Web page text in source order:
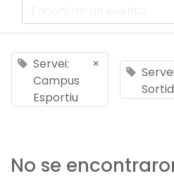
Servei:
Campus
Esportiu
×
No se